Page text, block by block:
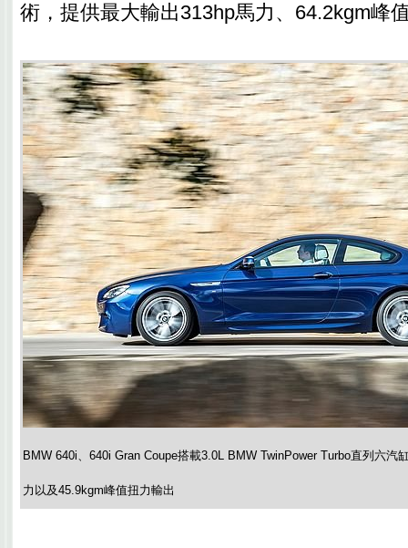
術，提供最大輸出313hp馬力、64.2kgm峰
BMW 640i、640i Gran Coupe搭載3.0L BMW TwinPower Turbo直列六汽
力以及45.9kgm峰值扭力輸出